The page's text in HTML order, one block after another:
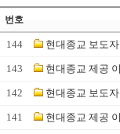
번호
144 현대종교 보도
143 현대종교 제공
142 현대종교 보도
141 현대종교 제공